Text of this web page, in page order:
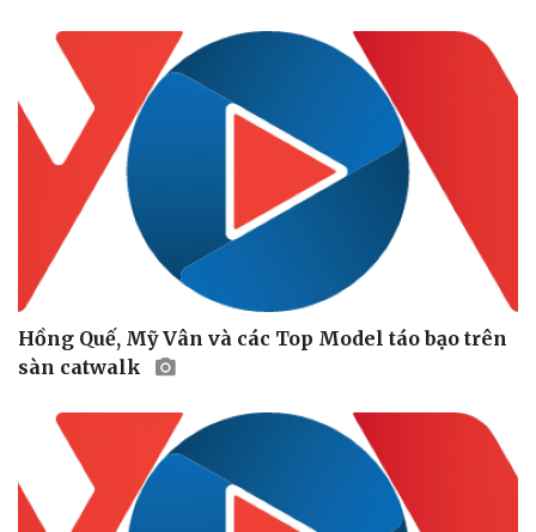
Hồng Quế, Mỹ Vân và các Top Model táo bạo trên
sàn catwalk